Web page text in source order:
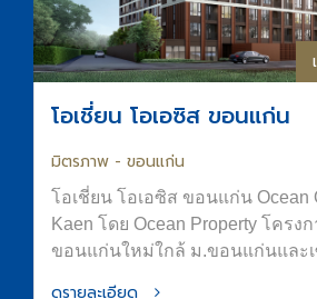
โอเชี่ยน โอเอซิส ขอนแก่น
มิตรภาพ - ขอนแก่น
โอเชี่ยน โอเอซิส ขอนแก่น Ocean
Kaen โดย Ocean Property โครง
ขอนแก่นใหม่ใกล้ ม.ขอนแก่นและ
ดูรายละเอียด